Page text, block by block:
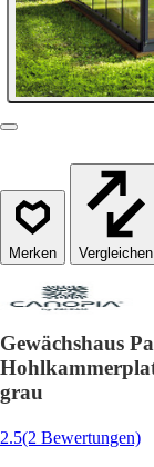
Vergleichen
Gewächshaus
grau
2.5(2 Bewertungen)